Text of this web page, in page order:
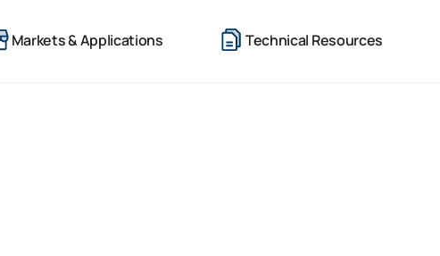
Markets & Applications Technical Resources